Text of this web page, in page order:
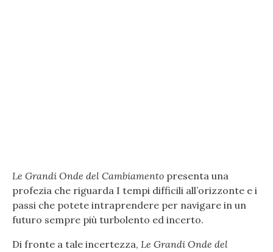
Le Grandi Onde del Cambiamento presenta una
profezia che riguarda I tempi difficili all’orizzonte e i
passi che potete intraprendere per navigare in un
futuro sempre più turbolento ed incerto.
Di fronte a tale incertezza, Le Grandi Onde del